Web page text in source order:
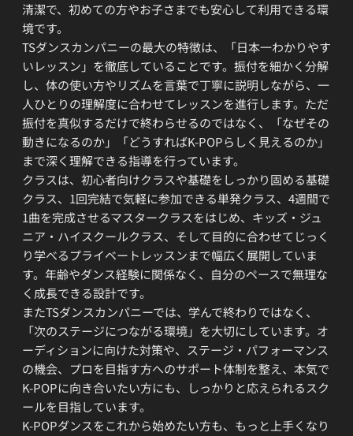
清潔で、初めての方やお子さまでも安心して利用できる環
境です。
TSダンスカンパニーの最大の特徴は、「日本一わかりやす
いレッスン」を徹底していることです。振付を細かく分解
し、体の使い方やリズムを言葉で丁寧に説明しながら、一
人ひとりの理解度に合わせてレッスンを進行します。ただ
振付を真似するだけで終わらせるのではなく、「なぜその
動きになるのか」「どうすればK-POPらしく見えるのか」
まで深く理解できる指導を行っています。
クラスは、初心者向けクラスや基礎をしっかり固める基礎
クラス、1回完結で気軽に参加できる単発クラス、4週間で
1曲を完成させるマスタークラスをはじめ、キッズ・ジュ
ニア・ハイスクールクラス、そして目的に合わせてじっく
り学べるプライベートレッスンまで幅広く展開していま
す。年齢やダンス経験に関係なく、自分のペースで無理な
く成長できる設計です。
またTSダンスカンパニーでは、学んで終わりではなく、
「次のステージにつながる環境」を大切にしています。オ
ーディションに向けた対策や、ステージ・パフォーマンス
の機会、プロを目指す方へのサポート体制を整え、本気で
K-POPに向き合いたい方にも、しっかりと応えられるスク
ールを目指しています。
K-POPダンスをこれから始めたい方も、もっと上手くなり